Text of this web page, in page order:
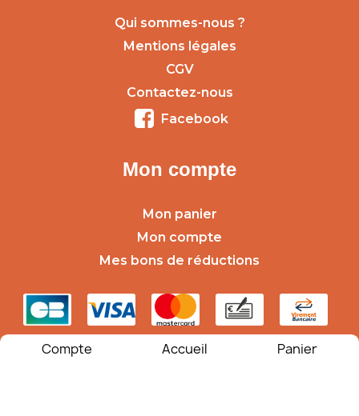
Compte Accueil Panier
Qui sommes-nous ?
Mentions légales
CGV
Contactez-nous
Facebook
Mon compte
Mon panier
Mon compte
Mes bons de réductions